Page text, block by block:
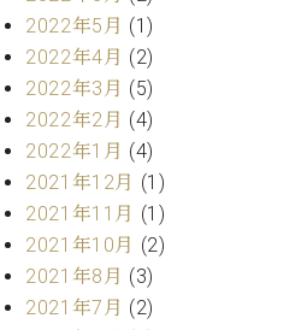
ア
ッ
プ
ラ
イ
ト
ア
ノ
C.
ベ
ヒ
愛
用
声
ホー
ル・
スタ
ジオ
レン
ホー
ル・
スタ
ジオ
2022年5月 (1)
2022年4月 (2)
2022年3月 (5)
2022年2月 (4)
2022年1月 (4)
2021年12月 (1)
2021年11月 (1)
2021年10月 (2)
2021年8月 (3)
2021年7月 (2)